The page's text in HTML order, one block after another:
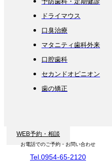
ドライマウス
口臭治療
マタニティ歯科外来
口腔歯科
セカンドオピニオン
歯の矯正
WEB予約・相談
お電話でのご予約・お問い合わせ
Tel.0954-65-2120